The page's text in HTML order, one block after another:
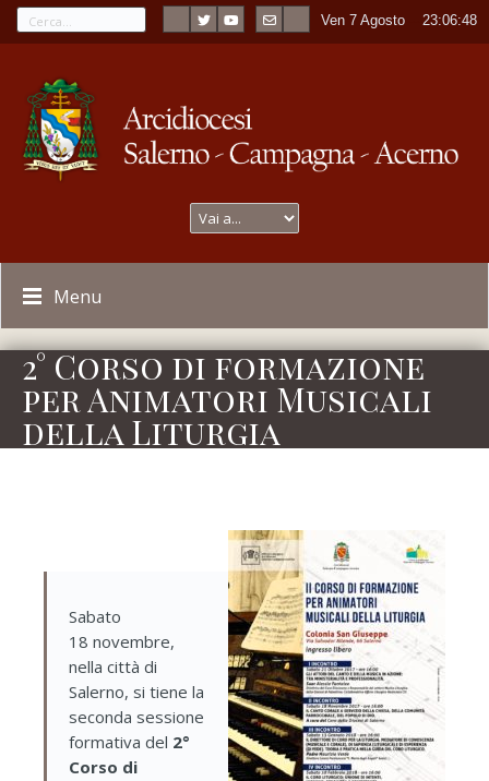
Ven 7 Agosto ----23:06:48
Menu
2° Corso di formazione
per Animatori Musicali
della Liturgia
Sabato
18 novembre,
nella città di
Salerno, si tiene la
seconda sessione
formativa del 2°
Corso di